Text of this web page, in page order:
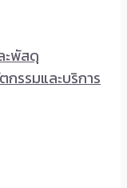
ะพัสดุ
กรรมและบริการ